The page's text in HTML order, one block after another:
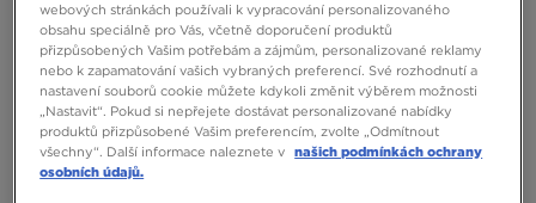
Seřadit:Doporučené Filtrovat
webových stránkách používali k vypracování personalizovaného
obsahu speciálně pro Vás, včetně doporučení produktů
přizpůsobených Vašim potřebám a zájmům, personalizované reklamy
nebo k zapamatování vašich vybraných preferencí. Své rozhodnutí a
nastavení souborů cookie můžete kdykoli změnit výběrem možnosti
„Nastavit“. Pokud si nepřejete dostávat personalizované nabídky
produktů přizpůsobené Vašim preferencím, zvolte „Odmítnout
všechny“. Další informace naleznete v našich podmínkách ochrany
osobních údajů.